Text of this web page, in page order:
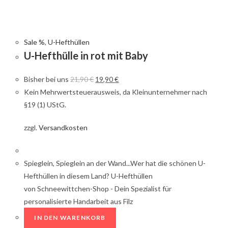
Sale %,U-Hefthüllen
U-Hefthülle in rot mit Baby
Bisher bei uns 21,90€ 19,90€
Kein Mehrwertsteuerausweis, da Kleinunternehmer nach
§19 (1) UStG.
zzgl.Versandkosten
Spieglein, Spieglein an der Wand...Wer hat die schönen U-
Hefthüllen in diesem Land? U-Hefthüllen
von Schneewittchen-Shop - Dein Spezialist für
personalisierte Handarbeit aus Filz
IN DEN WARENKORB